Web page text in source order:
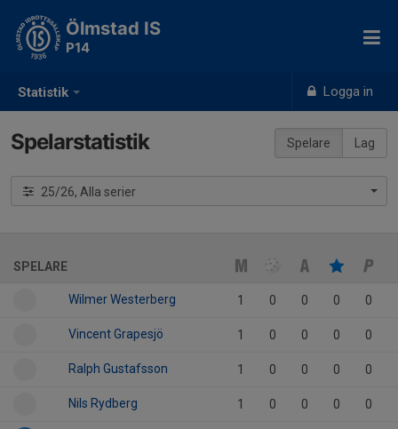
Statistik Logga in
Ölmstad IS
P14
Spelare Lag
Spelarstatistik
25/26, Alla serier
SPELARE
Wilmer Westerberg 1 0 0 0 0
Vincent Grapesjö 1 0 0 0 0
Ralph Gustafsson 1 0 0 0 0
Nils Rydberg 1 0 0 0 0